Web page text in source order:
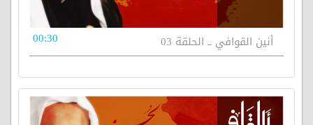
أنين القوافي ــ الحلقة 03 00:30